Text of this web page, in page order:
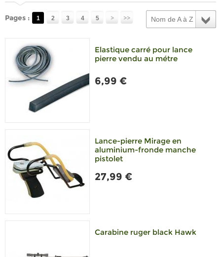
Nom de A à Z
Pages : 1 2 3 4 5 > >>
Elastique carré pour lance
pierre vendu au métre
6,99 €
Lance-pierre Mirage en
aluminium-fronde manche
pistolet
27,99 €
Carabine ruger black Hawk